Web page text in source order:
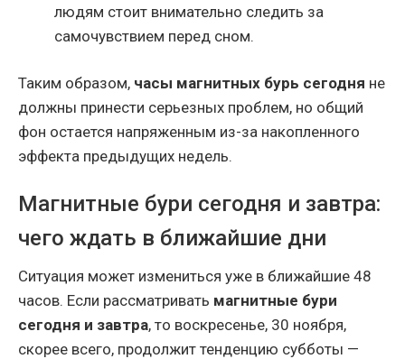
людям стоит внимательно следить за
самочувствием перед сном.
Таким образом, часы магнитных бурь сегодня не
должны принести серьезных проблем, но общий
фон остается напряженным из-за накопленного
эффекта предыдущих недель.
Магнитные бури сегодня и завтра:
чего ждать в ближайшие дни
Ситуация может измениться уже в ближайшие 48
часов. Если рассматривать магнитные бури
сегодня и завтра, то воскресенье, 30 ноября,
скорее всего, продолжит тенденцию субботы —